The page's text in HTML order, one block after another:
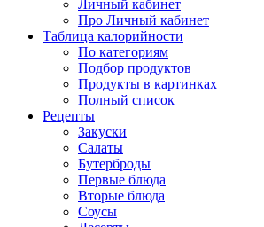
Личный кабинет
Про Личный кабинет
Таблица калорийности
По категориям
Подбор продуктов
Продукты в картинках
Полный список
Рецепты
Закуски
Салаты
Бутерброды
Первые блюда
Вторые блюда
Соусы